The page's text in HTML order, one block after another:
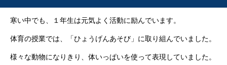
寒い中でも、１年生は元気よく活動に励んでいます。
体育の授業では、「ひょうげんあそび」に取り組んでいました。
様々な動物になりきり、体いっぱいを使って表現していました。